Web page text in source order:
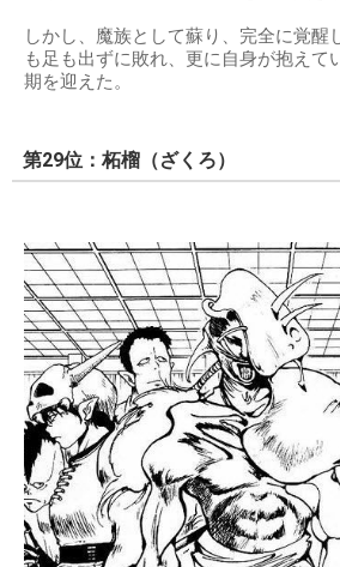
しかし、魔族として蘇り、完全に覚醒
も足も出ずに敗れ、更に自身が抱えて
期を迎えた。
第29位：柘榴（ざくろ）